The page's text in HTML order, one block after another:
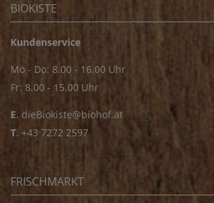
BIOKISTE
Kundenservice
Mo - Do: 8.00 - 16.00 Uhr
Fr: 8.00 - 15.00 Uhr
E. dieBiokiste@biohof.at
T. +43 7272 2597
FRISCHMARKT